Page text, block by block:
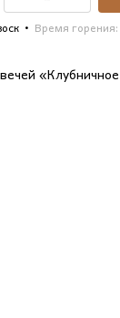
Время горения